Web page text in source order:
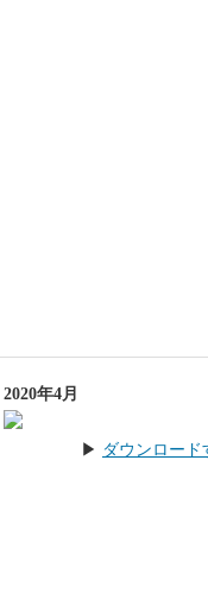
2020年4月
▶︎ ダウンロード